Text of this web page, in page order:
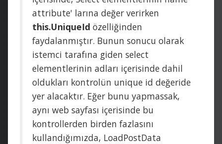
attribute' larına değer verirken
this.UniqueId özelliğinden
faydalanmıştır. Bunun sonucu olarak
istemci tarafına giden select
elementlerinin adları içerisinde dahil
oldukları kontrolün unique id değeride
yer alacaktır. Eğer bunu yapmassak,
aynı web sayfası içerisinde bu
kontrollerden birden fazlasını
kullandığımızda, LoadPostData